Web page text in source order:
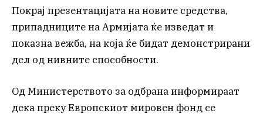
Покрај презентацијата на новите средства,
припадниците на Армијата ќе изведат и
показна вежба, на која ќе бидат демонстрирани
дел од нивните способности.
Од Министерството за одбрана информираат
дека преку Европскиот мировен фонд се